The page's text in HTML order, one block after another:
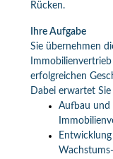
Rücken.
Ihre Aufgabe
Sie übernehmen
erfolgreichen
Dabei erwartet
Aufbau und